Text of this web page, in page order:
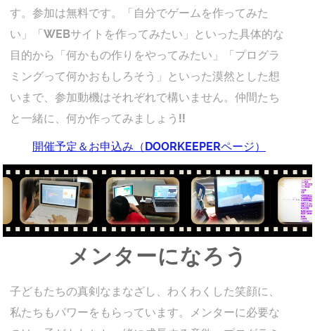
す。参加は無料です。「自分でゲームを作ってみた
い」「WEBサイトを作ってみたい」といった具体的な
目的から「何かもの作りをやってみたい」「プログラ
ミングって何かおもしろそう」といった漠然とした想
いまで、参加動機はそれぞれで構いません。仲間たち
と一緒に、何か作ってみましょう!!
開催予定＆お申込み（DOORKEEPERページ）
メンターになろう
子どもたちの真剣なまなざし、わくわくした笑顔に、
私たちもパワーをもらっています。メンターに必要な